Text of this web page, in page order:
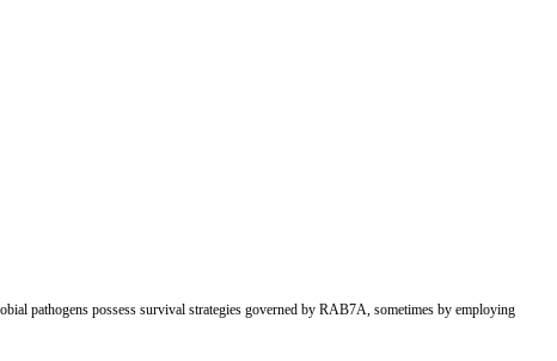
pathogens possess survival strategies governed by RAB7A, sometimes by employing